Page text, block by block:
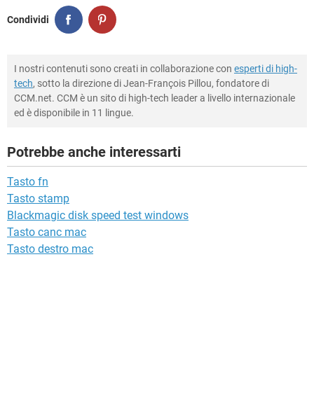
Condividi
I nostri contenuti sono creati in collaborazione con esperti di high-
tech, sotto la direzione di Jean-François Pillou, fondatore di
CCM.net. CCM è un sito di high-tech leader a livello internazionale
ed è disponibile in 11 lingue.
Potrebbe anche interessarti
Tasto fn
Tasto stamp
Blackmagic disk speed test windows
Tasto canc mac
Tasto destro mac